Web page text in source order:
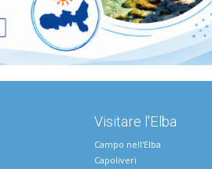
Visitare l'Elba
Campo nell'Elba
Capoliveri